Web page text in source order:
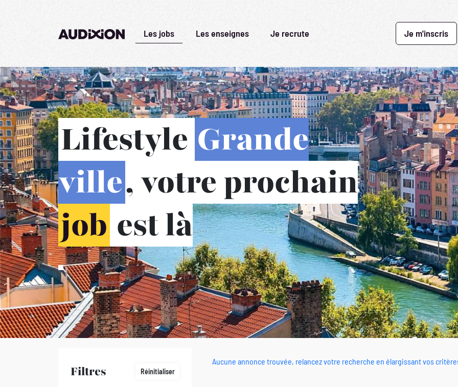
Les jobs Les enseignes Je recrute Je m'inscris
Lifestyle Grande
ville, votre prochain
job est là
Filtres Réinitialiser
Aucune annonce trouvée, relancez votre recherche en élargissant vos